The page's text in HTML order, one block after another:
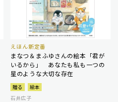
えほん新定番
まなつ＆まふゆさんの絵本「君が
いるから」 あなたも私も一つの
星のような大切な存在
贈る
絵本
石井広子